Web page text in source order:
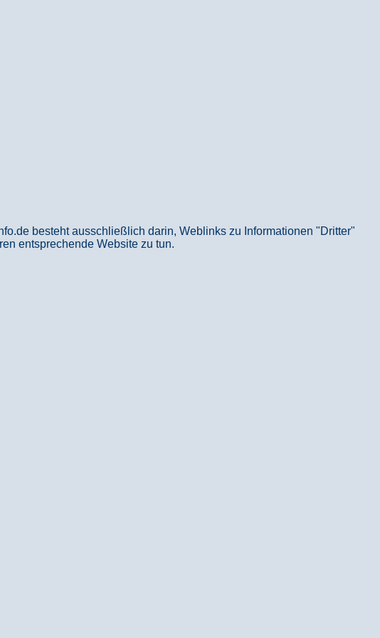
besteht ausschließlich darin, Weblinks zu Informationen "Dritter"
entsprechende Website zu tun.